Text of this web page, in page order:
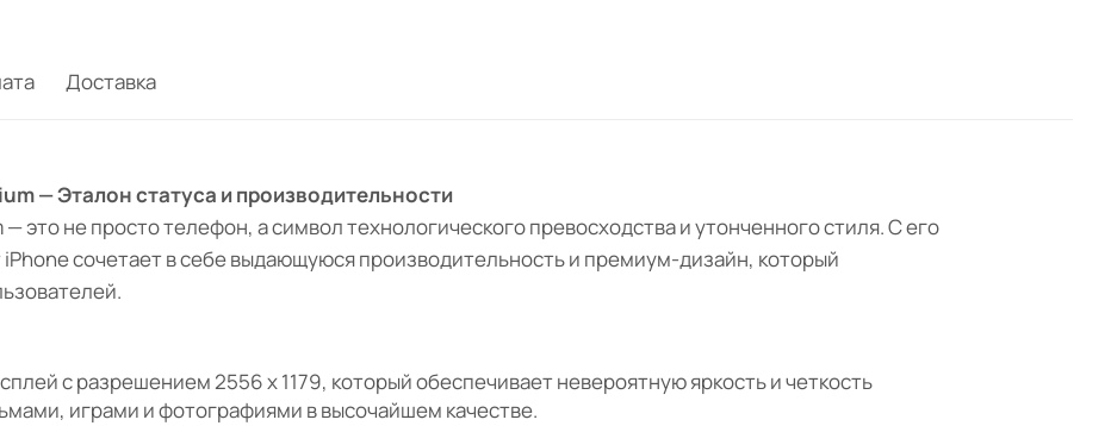
Доставка
— Эталон статуса и производительности
это не просто телефон, а символ технологического превосходства и утонченного стиля. С его
сочетает в себе выдающуюся производительность и премиум-дизайн, который
с разрешением 2556 x 1179, который обеспечивает невероятную яркость и четкость
играми и фотографиями в высочайшем качестве.